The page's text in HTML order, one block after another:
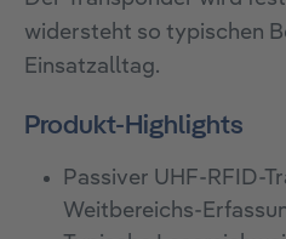
widersteht so typischen
Einsatzalltag.
Produkt-Highlights
Passiver